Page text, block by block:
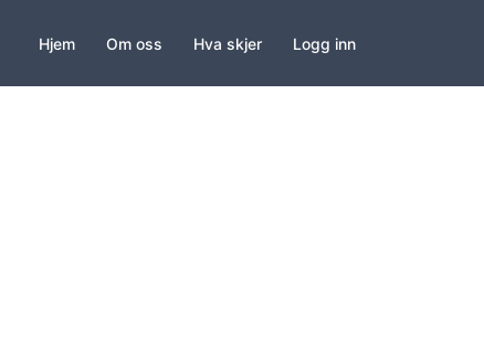
Hjem Om oss Hva skjer Logg inn